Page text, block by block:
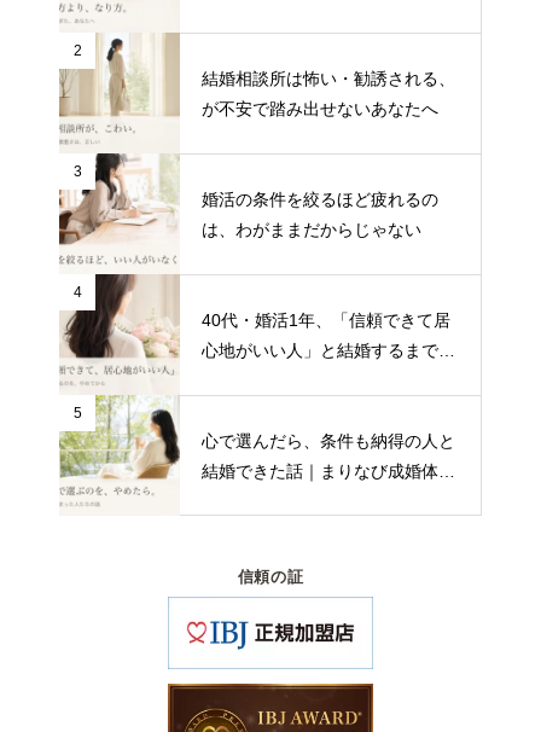
2
結婚相談所は怖い・勧誘される、
が不安で踏み出せないあなたへ
3
婚活の条件を絞るほど疲れるの
は、わがままだからじゃない
4
40代・婚活1年、「信頼できて居
心地がいい人」と結婚するまで｜
5
心で選んだら、条件も納得の人と
結婚できた話｜まりなび成婚体験
信頼の証